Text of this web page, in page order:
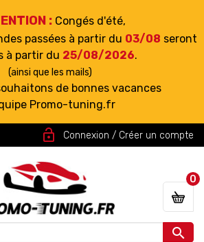
: Congés d'été,
passées à partir du 03/08 seront
à partir du 25/08/2026.
(ainsi que les mails)
de bonnes vacances
Promo-tuning.fr
lock_open Connexion / Créer un compte

0